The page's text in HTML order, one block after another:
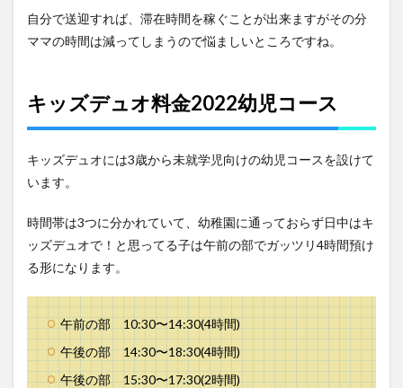
自分で送迎すれば、滞在時間を稼ぐことが出来ますがその分
ママの時間は減ってしまうので悩ましいところですね。
キッズデュオ料金2022幼児コース
キッズデュオには3歳から未就学児向けの幼児コースを設けて
います。
時間帯は3つに分かれていて、幼稚園に通っておらず日中はキ
ッズデュオで！と思ってる子は午前の部でガッツリ4時間預け
る形になります。
午前の部 10:30〜14:30(4時間)
午後の部 14:30〜18:30(4時間)
午後の部 15:30〜17:30(2時間)